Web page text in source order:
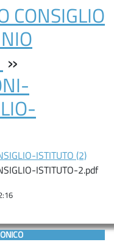
CONSIGLIO
»
ISTITUTO (2)
ISTITUTO-2.pdf